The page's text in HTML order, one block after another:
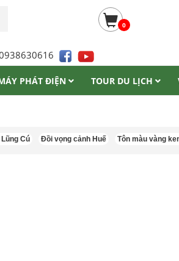
0
PHÁT ĐIỆN TOUR DU LỊCH
Đồi vọng cảnh Huế Tôn màu vàng kem Kỳ